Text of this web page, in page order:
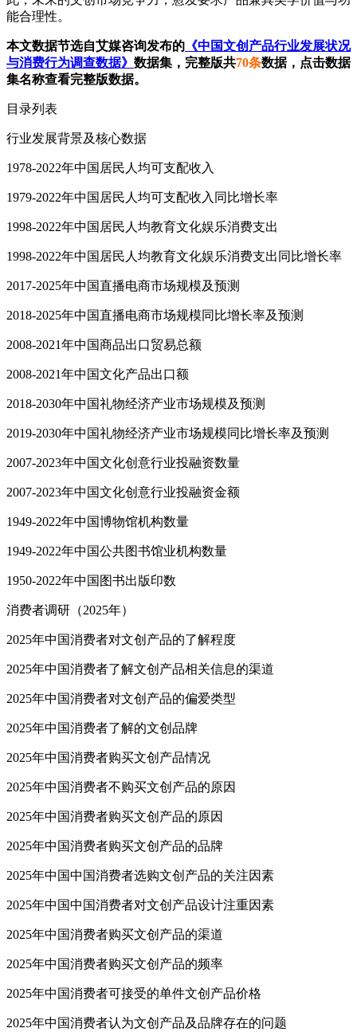
能合理性。
本文数据节选自艾媒咨询发布的 《中国文创产品行业发展状况
与消费行为调查数据》 数据集，完整版共70条数据，点击数据
集名称查看完整版数据。
目录列表
行业发展背景及核心数据
1978-2022年中国居民人均可支配收入
1979-2022年中国居民人均可支配收入同比增长率
1998-2022年中国居民人均教育文化娱乐消费支出
1998-2022年中国居民人均教育文化娱乐消费支出同比增长率
2017-2025年中国直播电商市场规模及预测
2018-2025年中国直播电商市场规模同比增长率及预测
2008-2021年中国商品出口贸易总额
2008-2021年中国文化产品出口额
2018-2030年中国礼物经济产业市场规模及预测
2019-2030年中国礼物经济产业市场规模同比增长率及预测
2007-2023年中国文化创意行业投融资数量
2007-2023年中国文化创意行业投融资金额
1949-2022年中国博物馆机构数量
1949-2022年中国公共图书馆业机构数量
1950-2022年中国图书出版印数
消费者调研（2025年）
2025年中国消费者对文创产品的了解程度
2025年中国消费者了解文创产品相关信息的渠道
2025年中国消费者对文创产品的偏爱类型
2025年中国消费者了解的文创品牌
2025年中国消费者购买文创产品情况
2025年中国消费者不购买文创产品的原因
2025年中国消费者购买文创产品的原因
2025年中国消费者购买文创产品的品牌
2025年中国中国消费者选购文创产品的关注因素
2025年中国中国消费者对文创产品设计注重因素
2025年中国消费者购买文创产品的渠道
2025年中国消费者购买文创产品的频率
2025年中国消费者可接受的单件文创产品价格
2025年中国消费者认为文创产品及品牌存在的问题